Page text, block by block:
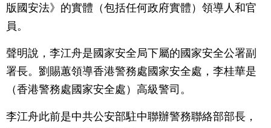
版國安法》的實體（包括任何政府實體）領導人和官
員。
聲明說，李江舟是國家安全局下屬的國家安全公署副
署長。劉賜蕙領導香港警務處國家安全處，李桂華是
（香港警務處國家安全處）高級警司。
李江舟此前是中共公安部駐中聯辦警務聯絡部部長，